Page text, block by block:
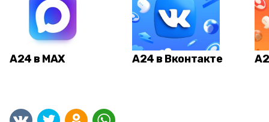
А24 в MAX А24 в Вконтакте